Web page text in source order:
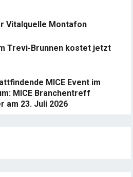
Vitalquelle Montafon
Trevi-Brunnen kostet jetzt
MICE Event im
MICE Branchentreff
am 23. Juli 2026